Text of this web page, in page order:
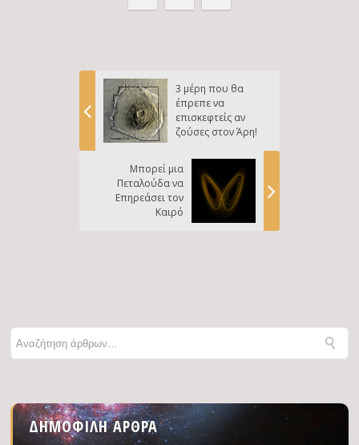
3 μέρη που θα
έπρεπε να
επισκεφτείς αν
ζούσες στον Άρη!
Μπορεί μια
Πεταλούδα να
Επηρεάσει τον
Καιρό
ΔΗΜΟΦΙΛΉ ΆΡΘΡΑ